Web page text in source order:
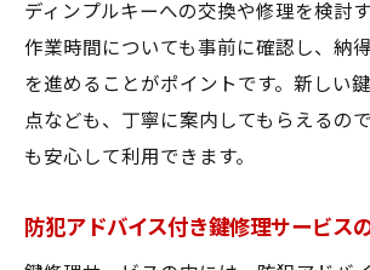
ディンプルキーへの交換や修理を検討
作業時間についても事前に確認し、納
を進めることがポイントです。新しい
点なども、丁寧に案内してもらえるの
も安心して利用できます。
防犯アドバイス付き鍵修理サービス